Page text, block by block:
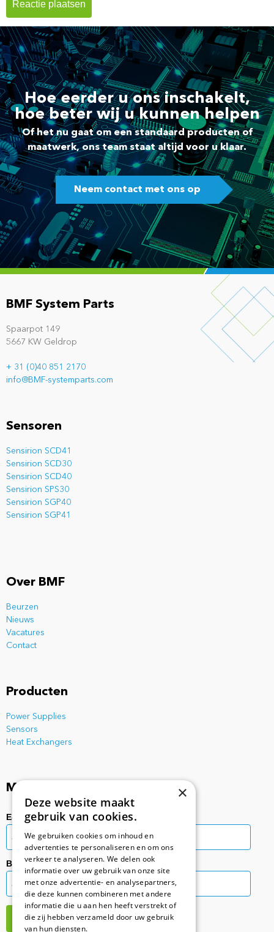
Hoe eerder u ons inschakelt,
hoe beter wij u kunnen helpen
Of het nu gaat om een standaard producten of
maatwerk, ons team staat altijd voor u klaar.
Neem contact met ons op
BMF System Parts
Spaarpot 149
5667 KW Geldrop
+ 31 (0)40 851 2170
info@BMF-systemparts.com
Sensoren
Sensirion SCD41
Sensirion SCD30
Sensirion SCD40
Sensirion SPS30
Sensirion SGP40
Sensirion SGP41
Over BMF
Beurzen
Nieuws
Vacatures
Contact
Producten
Power Supplies
Sensors
Heat Exchangers
Mis nooit meer een update!
E-mailadres:
Bedrijfsinformatie:
×
Deze website maakt
gebruik van cookies.
We gebruiken cookies om inhoud en
advertenties te personaliseren en om ons
verkeer te analyseren. We delen ook
informatie over uw gebruik van onze site
met onze advertentie- en analysepartners,
die deze kunnen combineren met andere
informatie die u aan hen heeft verstrekt of
die zij hebben verzameld door uw gebruik
van hun diensten.